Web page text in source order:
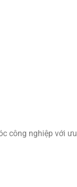
công nghiệp với ưu